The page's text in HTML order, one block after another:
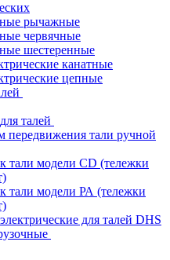
рычажные
червячные
шестеренные
канатные
цепные
талей
передвижения тали ручной
тали модели CD (тележки
тали модели РА (тележки
для талей DHS